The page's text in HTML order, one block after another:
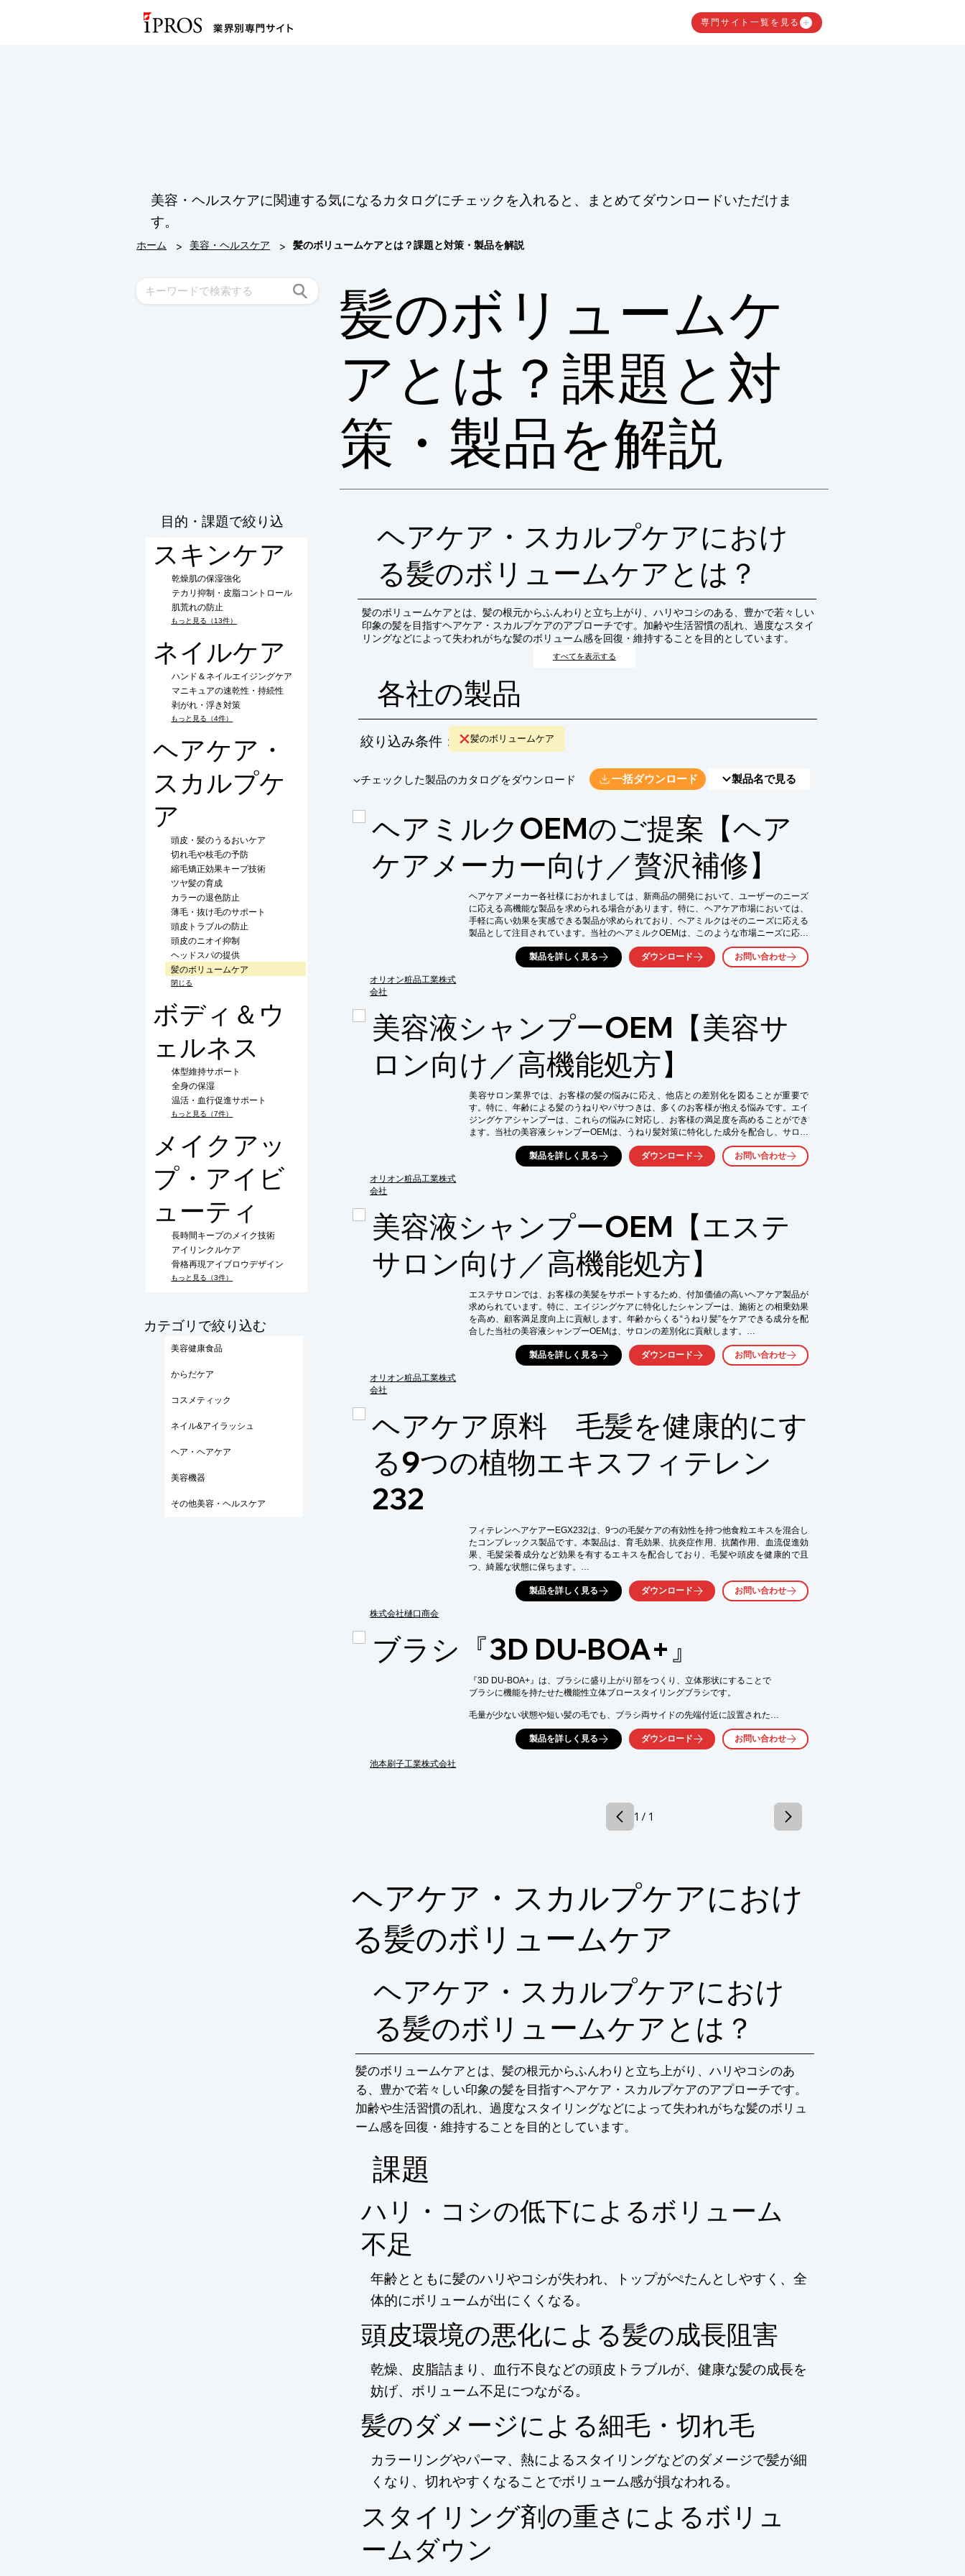
専門サイト一覧を見る
美容・ヘルスケアに関連する気になるカタログにチェックを入れると、まとめてダウンロードいただけま
す。
ホーム > 美容・ヘルスケア > 髪のボリュームケアとは？課題と対策・製品を解説
髪のボリュームケ
アとは？課題と対
策・製品を解説
目的・課題で絞り込
む
スキンケア
乾燥肌の保湿強化
テカリ抑制・皮脂コントロール
肌荒れの防止
もっと見る（13件）
ネイルケア
ハンド＆ネイルエイジングケア
マニキュアの速乾性・持続性
剥がれ・浮き対策
もっと見る（4件）
ヘアケア・
スカルプケ
ア
頭皮・髪のうるおいケア
切れ毛や枝毛の予防
縮毛矯正効果キープ技術
ツヤ髪の育成
カラーの退色防止
薄毛・抜け毛のサポート
頭皮トラブルの防止
頭皮のニオイ抑制
ヘッドスパの提供
髪のボリュームケア
閉じる
ボディ＆ウ
ェルネス
体型維持サポート
全身の保湿
温活・血行促進サポート
もっと見る（7件）
メイクアッ
プ・アイビ
ューティ
長時間キープのメイク技術
アイリンクルケア
骨格再現アイブロウデザイン
もっと見る（3件）
​カテゴリで絞り込む
美容健康食品
からだケア
コスメティック
ネイル&アイラッシュ
ヘア・ヘアケア
美容機器
その他美容・ヘルスケア
ヘアケア・スカルプケアにおけ
る髪のボリュームケアとは？
髪のボリュームケアとは、髪の根元からふんわりと立ち上がり、ハリやコシのある、豊かで若々しい
印象の髪を目指すヘアケア・スカルプケアのアプローチです。加齢や生活習慣の乱れ、過度なスタイ
リングなどによって失われがちな髪のボリューム感を回復・維持することを目的としています。
すべてを表示する
各社の製品
絞り込み条件： 髪のボリュームケア
​▼チェックした製品のカタログをダウンロード 一括ダウンロード 製品名で見る
ヘアミルクOEMのご提案【ヘア
ケアメーカー向け／贅沢補修】
オリオン粧品工業株式
会社
ヘアケアメーカー各社様におかれましては、新商品の開発において、ユーザーのニーズ
に応える高機能な製品を求められる場合があります。特に、ヘアケア市場においては、
手軽に高い効果を実感できる製品が求められており、ヘアミルクはそのニーズに応える
製品として注目されています。当社のヘアミルクOEMは、このような市場ニーズに応え
るべく、処方設計いたしました。
当社では、このヘアミルクのOEMを小ロットから承っております。また当資料では、ヘ
【活用シーン】
・新商品のラインナップ拡充
・既存製品の差別化
・高付加価値製品の開発
・手軽に高いトリートメント効果を付与
・エンドユーザーの満足度向上
・ブランドイメージの向上
※詳しくはPDF資料をご覧いただくか、お気軽にお問い合わせ下さい。
製品を詳しく見る ダウンロード お問い合わせ
美容液シャンプーOEM【美容サ
ロン向け／高機能処方】
オリオン粧品工業株式
会社
美容サロン業界では、お客様の髪の悩みに応え、他店との差別化を図ることが重要で
す。特に、年齢による髪のうねりやパサつきは、多くのお客様が抱える悩みです。エイ
ジングケアシャンプーは、これらの悩みに対応し、お客様の満足度を高めることができ
ます。当社の美容液シャンプーOEMは、うねり髪対策に特化した成分を配合し、サロン
のオリジナルシャンプーとして、付加価値を提供します。
当社では、このシャンプーのOEMを小ロットから承っております。
【活用シーン】
*   サロンの物販商品として
*   施術後のホームケア提案として
【導入の効果】
*   オリジナルシャンプーによる、サロンのブランドイメージ向上
*   物販による売上アップ
※詳しくはPDF資料をご覧いただくか、お気軽にお問い合わせ下さい。
製品を詳しく見る ダウンロード お問い合わせ
美容液シャンプーOEM【エステ
サロン向け／高機能処方】
オリオン粧品工業株式
会社
エステサロンでは、お客様の美髪をサポートするため、付加価値の高いヘアケア製品が
求められています。特に、エイジングケアに特化したシャンプーは、施術との相乗効果
を高め、顧客満足度向上に貢献します。年齢からくる“うねり髪”をケアできる成分を配
合した当社の美容液シャンプーOEMは、サロンの差別化に貢献します。
また当資料では、美容液シャンプーOEMの特徴をご紹介しております。
【活用シーン】
・エステ施術後のホームケア提案
・物販による収益向上
【導入の効果】
・顧客の髪の悩みに寄り添い、信頼度向上
製品を詳しく見る ダウンロード お問い合わせ
ヘアケア原料 毛髪を健康的にす
る9つの植物エキスフィテレン
232
株式会社樋口商会
フィテレンヘアケアーEGX232は、9つの毛髪ケアの有効性を持つ他食粒エキスを混合し
たコンプレックス製品です。本製品は、育毛効果、抗炎症作用、抗菌作用、血流促進効
果、毛髪栄養成分など効果を有するエキスを配合しており、毛髪や頭皮を健康的で且
つ、綺麗な状態に保ちます。
＜植物エキスの役割＞
・微量循環への血流を改善し、毛根への血流量を増大させ、毛根への栄養や酸素の供給
オドリコソウ花のエキス：血行促進作用
・清潔な頭皮環境の保護が期待できます。
ー葉のエキス：脂漏症に関わる菌や真菌の殺菌作用による抗ふけ効果、炎症効果
アルニカ花、ゴボウ根、ニンニク根、カミツレ花、クレソン(オランダガラシ)のエキ
ス：育毛と皮脂分泌の調整に必要な成分を豊富に含有しています。
製品を詳しく見る ダウンロード お問い合わせ
ブラシ『3D DU-BOA+』
池本刷子工業株式会社
『3D DU-BOA+』は、ブラシに盛り上がり部をつくり、立体形状にすることで
ブラシに機能を持たせた機能性立体ブロースタイリングブラシです。
毛量が少ない状態や短い髪の毛でも、ブラシ両サイドの先端付近に設置された
枝部が髪の根元からすくい上げる様に髪を立ち上げ髪全体を
ボリュームアップさせることが可能です。
・3Dブラシの形状部に髪をあて、テンションをかけて髪のツヤを引き出す
製品を詳しく見る ダウンロード お問い合わせ
1 / 1
ヘアケア・スカルプケアにおけ
る髪のボリュームケア
ヘアケア・スカルプケアにおけ
る髪のボリュームケアとは？
髪のボリュームケアとは、髪の根元からふんわりと立ち上がり、ハリやコシのあ
る、豊かで若々しい印象の髪を目指すヘアケア・スカルプケアのアプローチです。
加齢や生活習慣の乱れ、過度なスタイリングなどによって失われがちな髪のボリュ
ーム感を回復・維持することを目的としています。
​課題
ハリ・コシの低下によるボリューム
不足
年齢とともに髪のハリやコシが失われ、トップがぺたんとしやすく、全
体的にボリュームが出にくくなる。
頭皮環境の悪化による髪の成長阻害
乾燥、皮脂詰まり、血行不良などの頭皮トラブルが、健康な髪の成長を
妨げ、ボリューム不足につながる。
髪のダメージによる細毛・切れ毛
カラーリングやパーマ、熱によるスタイリングなどのダメージで髪が細
くなり、切れやすくなることでボリューム感が損なわれる。
スタイリング剤の重さによるボリュ
ームダウン